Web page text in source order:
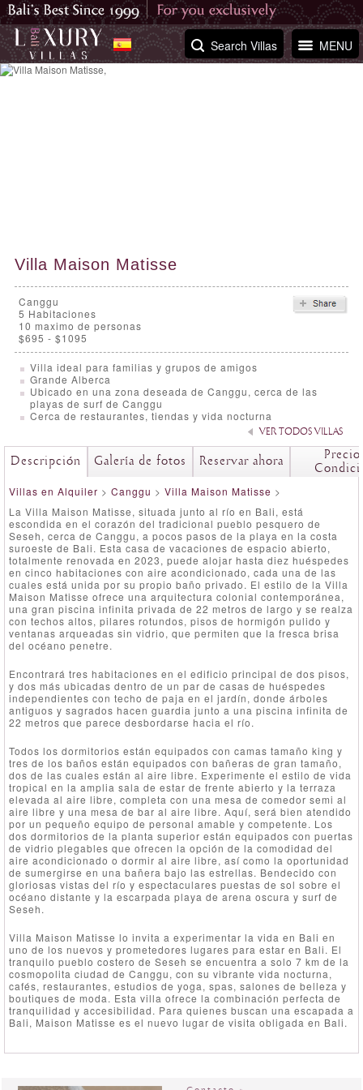
MENU
Search Villas
Villa Maison Matisse
Canggu
5 Habitaciones
10 maximo de personas
$695 - $1095
Villa ideal para familias y grupos de amigos
Grande Alberca
Ubicado en una zona deseada de Canggu, cerca de las
playas de surf de Canggu
Cerca de restaurantes, tiendas y vida nocturna
VER TODOS VILLAS
Descripción Galería de fotos Reservar ahora
Villas en Alquiler > Canggu > Villa Maison Matisse >
La Villa Maison Matisse, situada junto al río en Bali, está
escondida en el corazón del tradicional pueblo pesquero de
Seseh, cerca de Canggu, a pocos pasos de la playa en la costa
suroeste de Bali. Esta casa de vacaciones de espacio abierto,
totalmente renovada en 2023, puede alojar hasta diez huéspedes
en cinco habitaciones con aire acondicionado, cada una de las
cuales está unida por su propio baño privado. El estilo de la Villa
Maison Matisse ofrece una arquitectura colonial contemporánea,
una gran piscina infinita privada de 22 metros de largo y se realza
con techos altos, pilares rotundos, pisos de hormigón pulido y
ventanas arqueadas sin vidrio, que permiten que la fresca brisa
del océano penetre.
Encontrará tres habitaciones en el edificio principal de dos pisos,
y dos más ubicadas dentro de un par de casas de huéspedes
independientes con techo de paja en el jardín, donde árboles
antiguos y sagrados hacen guardia junto a una piscina infinita de
22 metros que parece desbordarse hacia el río.
Todos los dormitorios están equipados con camas tamaño king y
tres de los baños están equipados con bañeras de gran tamaño,
dos de las cuales están al aire libre. Experimente el estilo de vida
tropical en la amplia sala de estar de frente abierto y la terraza
elevada al aire libre, completa con una mesa de comedor semi al
aire libre y una mesa de bar al aire libre. Aquí, será bien atendido
por un pequeño equipo de personal amable y competente. Los
dos dormitorios de la planta superior están equipados con puertas
de vidrio plegables que ofrecen la opción de la comodidad del
aire acondicionado o dormir al aire libre, así como la oportunidad
de sumergirse en una bañera bajo las estrellas. Bendecido con
gloriosas vistas del río y espectaculares puestas de sol sobre el
océano distante y la escarpada playa de arena oscura y surf de
Seseh.
Villa Maison Matisse lo invita a experimentar la vida en Bali en
uno de los nuevos y prometedores lugares para estar en Bali. El
tranquilo pueblo costero de Seseh se encuentra a solo 7 km de la
cosmopolita ciudad de Canggu, con su vibrante vida nocturna,
cafés, restaurantes, estudios de yoga, spas, salones de belleza y
boutiques de moda. Esta villa ofrece la combinación perfecta de
tranquilidad y accesibilidad. Para quienes buscan una escapada a
Bali, Maison Matisse es el nuevo lugar de visita obligada en Bali.